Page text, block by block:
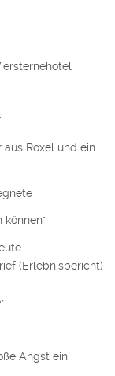
Roxel und ein
(Erlebnisbericht)
Angst ein